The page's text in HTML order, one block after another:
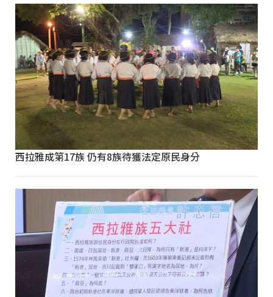
西拉雅成第17族 仍有8族待獲法定原民身分